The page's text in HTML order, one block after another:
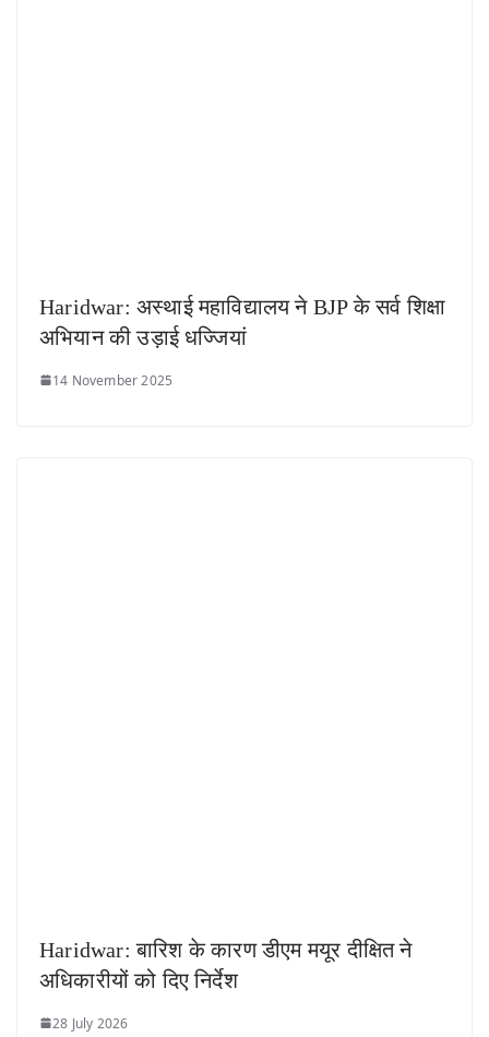
Haridwar: अस्थाई महाविद्यालय ने BJP के सर्व शिक्षा
अभियान की उड़ाई धज्जियां
14 November 2025
Haridwar: बारिश के कारण डीएम मयूर दीक्षित ने
अधिकारीयों को दिए निर्देश
28 July 2026